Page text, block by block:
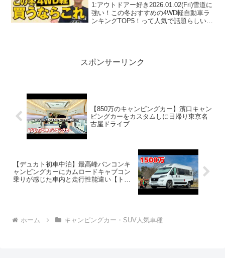
1:アウトドアー好き2026.01.02(Fri)雪道に
強い！この冬おすすめの4WD軽自動車ラ
ンキングTOP5！って人気で話題らしい
スポンサーリンク
【850万のキャンピングカー】濱口キャン
ピングカーをカスタムしに日帰り東京名
古屋ドライブ
【デュカト初車中泊】最高峰バンコンキ
ャンピングカーにカムロードキャブコン
乗りが感じた車内と走行性能違い【トイ
ホーム キャンピングカー・SUV人気車種